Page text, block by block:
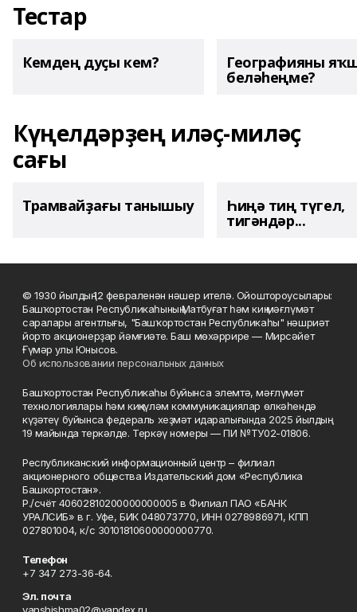
Тестар
Кемдең дуҫы кем? Географияны
беләһеңме?
Күңелдәрҙең иләҫ-миләҫ
сағы
Трамвайҙағы танышыу Һиңә тиң түгел,
тигәндәр...
© 1930 йылдың 12 февраленән нәшер ителә. Ойоштороусылары:
Башҡортостан Республикаһының Матбуғат һәм киң мәғлүмәт
саралары агентлығы, "Башҡортостан Республикаһы" нәшриәт
йорто акционерҙар йәмғиәте. Баш мөхәррире — Мирсәйет
Ғүмәр улы Юнысов.
Об использовании персональных данных
Башҡортостан Республикаһы буйынса элемтә, мәғлүмәт
технологиялары һәм киңкүләм коммуникациялар өлкәһендә
күҙәтеү буйынса федераль хеҙмәт идаралығында 2025 йылдың
19 майында теркәлде. Теркәү номеры — ПИ №ТУ02-01806.
Республиканский информационный центр – филиал
акционерного общества Издательский дом «Республика
Башкортостан».
Р./счёт 40602810200000000005 в Филиал ПАО «БАНК
УРАЛСИБ» в г. Уфе, БИК 048073770, ИНН 0278986971, КПП
027801004, к/с 30101810600000000770.
Телефон
+7 347 273-36-64.
Эл. почта